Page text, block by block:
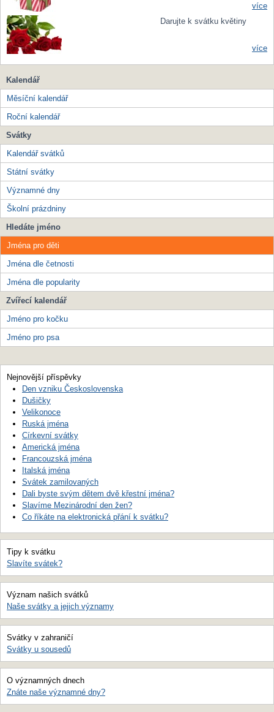
více
Darujte k svátku květiny
více
Kalendář
Měsíční kalendář
Roční kalendář
Svátky
Kalendář svátků
Státní svátky
Významné dny
Školní prázdniny
Hledáte jméno
Jména pro děti
Jména dle četnosti
Jména dle popularity
Zvířecí kalendář
Jméno pro kočku
Jméno pro psa
Nejnovější příspěvky
Den vzniku Československa
Dušičky
Velikonoce
Ruská jména
Církevní svátky
Americká jména
Francouzská jména
Italská jména
Svátek zamilovaných
Dali byste svým dětem dvě křestní jména?
Slavíme Mezinárodní den žen?
Co říkáte na elektronická přání k svátku?
Tipy k svátku
Slavíte svátek?
Význam našich svátků
Naše svátky a jejich významy
Svátky v zahraničí
Svátky u sousedů
O významných dnech
Znáte naše významné dny?